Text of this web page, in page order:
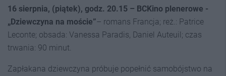
16 sierpnia, (piątek), godz. 20.15 – BCKino plenerowe -
„Dziewczyna na moście”– romans Francja; reż.: Patrice
Leconte; obsada: Vanessa Paradis, Daniel Auteuil; czas
trwania: 90 minut.
Zapłakana dziewczyna próbuje popełnić samobójstwo na